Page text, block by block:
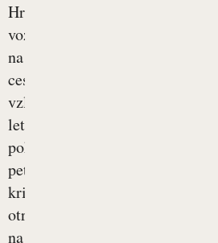
Hrumenje
vozil
na
cesti,
vzletanje
letala,
pokanje
petard,
kričanje
otrok
na